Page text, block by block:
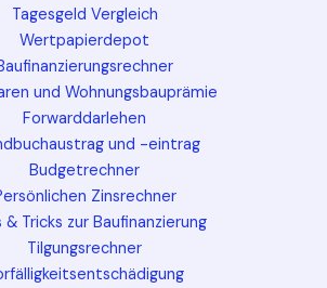
Tagesgeld Vergleich
Wertpapierdepot
und Wohnungsbauprämie
Forwarddarlehen
und -eintrag
Budgetrechner
Zinsrechner
& Tricks zur Baufinanzierung
Tilgungsrechner